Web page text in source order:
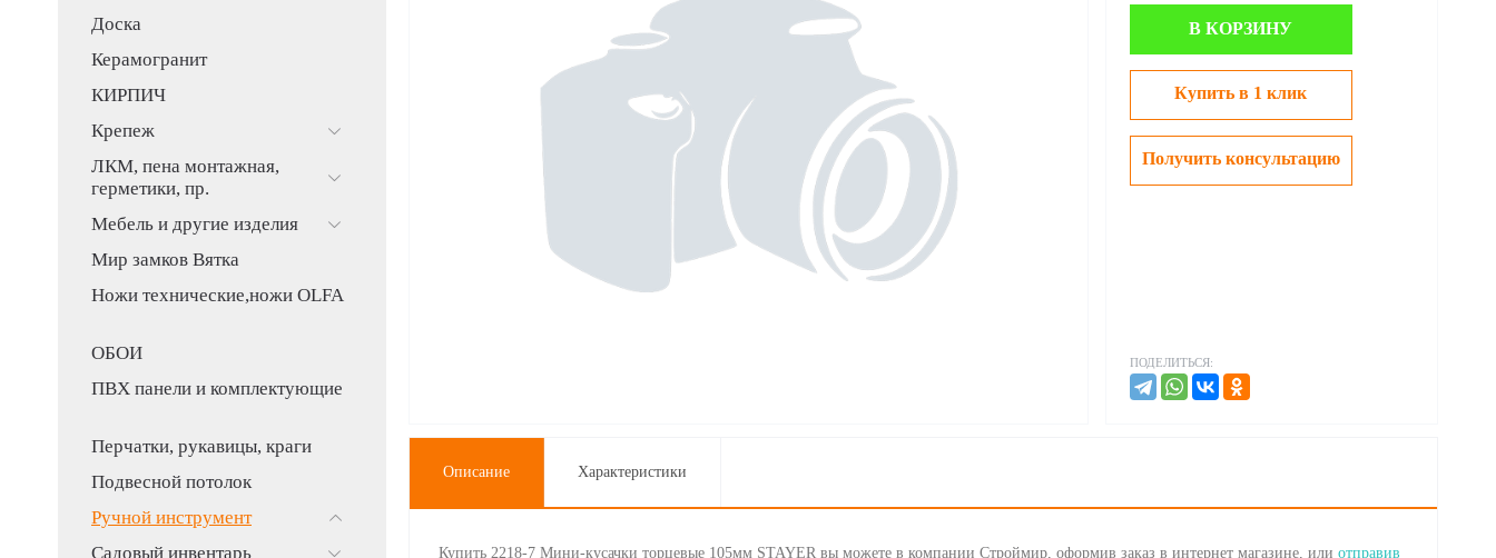
Доска
Керамогранит
КИРПИЧ
Крепеж
ЛКМ, пена монтажная,
герметики, пр.
Мебель и другие изделия
Мир замков Вятка
Ножи технические,ножи OLFA
ОБОИ
ПВХ панели и комплектующие
Перчатки, рукавицы, краги
Подвесной потолок
Ручной инструмент
Садовый инвентарь
В КОРЗИНУ
Купить в 1 клик
Получить консультацию
ПОДЕЛИТЬСЯ:
Описание Характеристики
Купить 2218-7 Мини-кусачки торцевые 105мм STAYER вы можете в компании Строймир, оформив заказ в интернет магазине, или отправив